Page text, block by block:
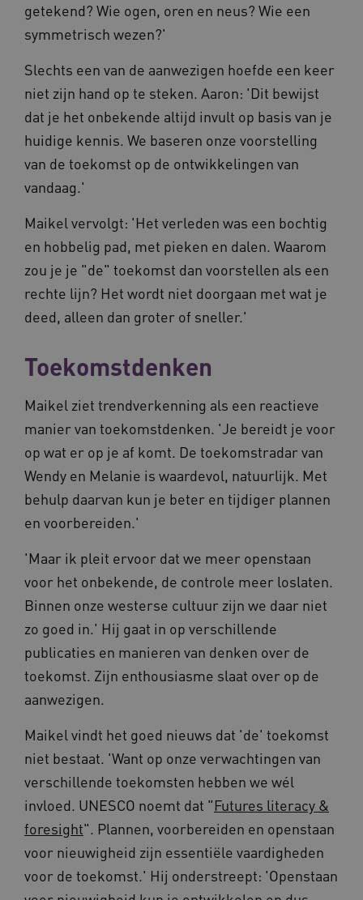
getekend? Wie ogen, oren en neus? Wie een
symmetrisch wezen?'
Slechts een van de aanwezigen hoefde een keer
niet zijn hand op te steken. Aaron: 'Dit bewijst
dat je het onbekende altijd invult op basis van je
huidige kennis. We baseren onze voorstelling
van de toekomst op de ontwikkelingen van
vandaag.'
Maikel vervolgt: 'Het verleden was een bochtig
en hobbelig pad, met pieken en dalen. Waarom
zou je je "de" toekomst dan voorstellen als een
rechte lijn? Het wordt niet doorgaan met wat je
deed, alleen dan groter of sneller.'
Toekomstdenken
Maikel ziet trendverkenning als een reactieve
manier van toekomstdenken. 'Je bereidt je voor
op wat er op je af komt. De toekomstradar van
Wendy en Melanie is waardevol, natuurlijk. Met
behulp daarvan kun je beter en tijdiger plannen
en voorbereiden.'
'Maar ik pleit ervoor dat we meer openstaan
voor het onbekende, de controle meer loslaten.
Binnen onze westerse cultuur zijn we daar niet
zo goed in.' Hij gaat in op verschillende
publicaties en manieren van denken over de
toekomst. Zijn enthousiasme slaat over op de
aanwezigen.
Maikel vindt het goed nieuws dat 'de' toekomst
niet bestaat. 'Want op onze verwachtingen van
verschillende toekomsten hebben we wél
invloed. UNESCO noemt dat "Futures literacy &
foresight". Plannen, voorbereiden en openstaan
voor nieuwigheid zijn essentiële vaardigheden
voor de toekomst.' Hij onderstreept: 'Openstaan
vilans.blueconic.net
11
ARRAffinity
Microsoft
.vilans.nl
ARRAffinitySameSite
Microsoft
Corporation
.vilans.nl
CookieScriptConsent
CookieScript
11